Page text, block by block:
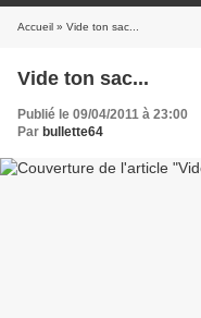
Accueil » Vide ton sac...
Vide ton sac...
Publié le 09/04/2011 à 23:00
Par bullette64